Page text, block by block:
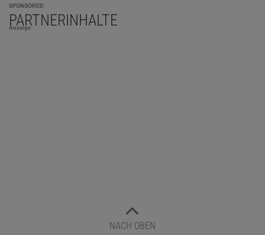
SPONSORED
PARTNERINHALTE
Anzeige
NACH OBEN